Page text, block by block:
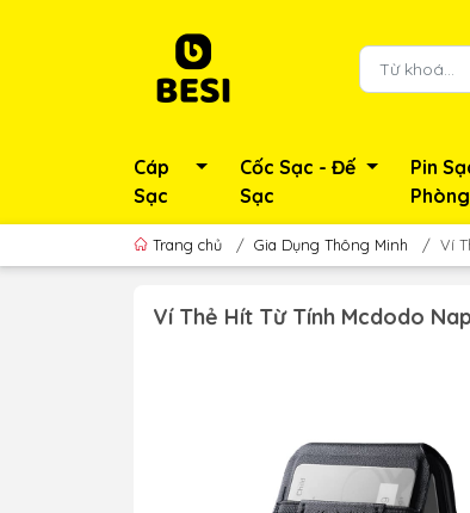
Cáp
Sạc
Cốc Sạc - Đế
Sạc
Pin
Phòng
Trang chủ / Gia Dụng Thông Minh / Ví
Ví Thẻ Hít Từ Tính Mcdodo